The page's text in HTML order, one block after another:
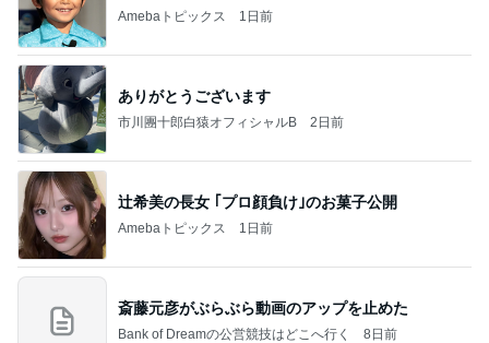
Amebaトピックス 1日前
ありがとうございます
市川團十郎白猿オフィシャルB 2日前
辻希美の長女 ｢プロ顔負け｣のお菓子公開
Amebaトピックス 1日前
斎藤元彦がぶらぶら動画のアップを止めた
Bank of Dreamの公営競技はどこへ行く 8日前